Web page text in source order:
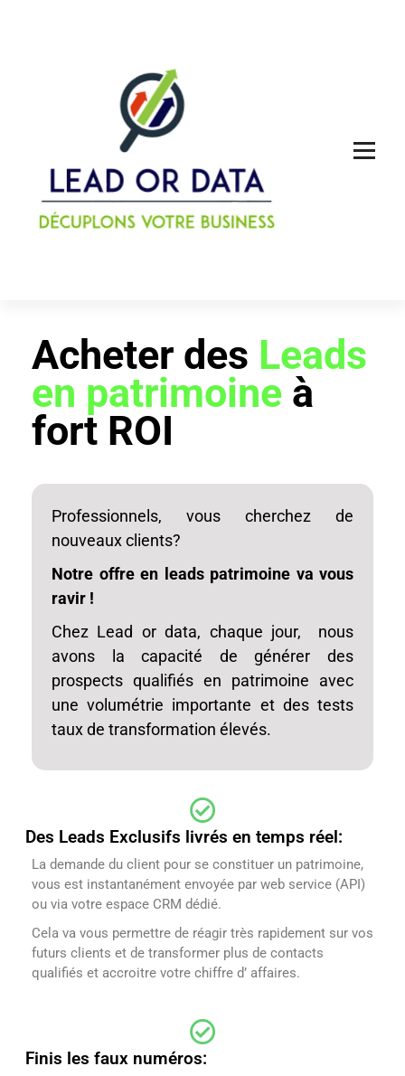
Acheter des Leads
en patrimoine à
fort ROI
Professionnels, vous cherchez de
nouveaux clients?
Notre offre en leads patrimoine va vous
ravir !
Chez Lead or data, chaque jour, nous
avons la capacité de générer des
prospects qualifiés en patrimoine avec
une volumétrie importante et des tests
taux de transformation élevés.
Des Leads Exclusifs livrés en temps réel:
La demande du client pour se constituer un patrimoine,
vous est instantanément envoyée par web service (API)
ou via votre espace CRM dédié.
Cela va vous permettre de réagir très rapidement sur vos
futurs clients et de transformer plus de contacts
qualifiés et accroitre votre chiffre d’ affaires.
Finis les faux numéros: